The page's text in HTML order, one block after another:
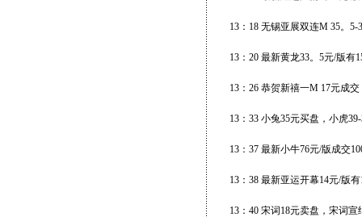
13：18 无锡亚展双连M 35。5-
13：20 最新黄龙33。5元/版有
13：26 恭贺新禧一M 17元成交
13：33 小兔35元买盘，小虎
13：37 最新小牛76元/版成交
13：38 最新亚运开幕14元/版
13：40 宋词18元卖盘，宋词宣